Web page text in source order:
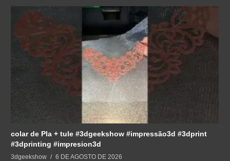
colar de Pla + tule #3dgeekshow #impressão3d #3dprint
#3dprinting #impresion3d
3dgeekshow 6 DE AGOSTO DE 2026